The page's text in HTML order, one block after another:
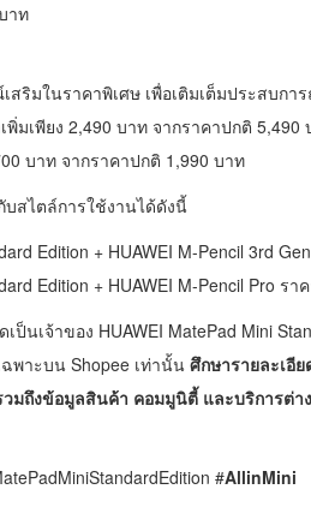
าท
ริมในราคาพิเศษ เพื่อเติมเต็มประสบก
พิ่มเพียง 2,490 บาท จากราคาปกติ
บาท จากราคาปกติ 1,990 บาท
บสไตล์การใช้งานได้ดังนี้
Edition + HUAWEI M-Pencil 3rd
Edition + HUAWEI M-Pencil Pro รา
ป็นเจ้าของ HUAWEI MatePad Mini
ฉพาะบน Shopee เท่านั้น ศึกษารายละเอีย
วมถึงข้อมูลสินค้า คอมมูนิตี้ และบริการต่า
#AllinMini